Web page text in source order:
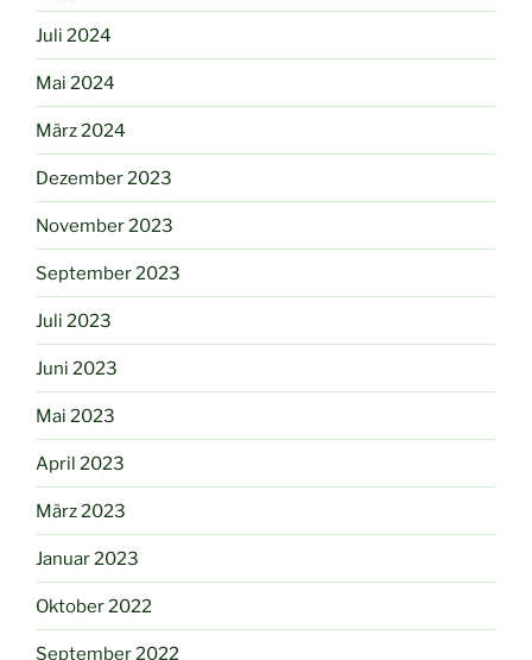
Juli 2024
Mai 2024
März 2024
Dezember 2023
November 2023
September 2023
Juli 2023
Juni 2023
Mai 2023
April 2023
März 2023
Januar 2023
Oktober 2022
September 2022